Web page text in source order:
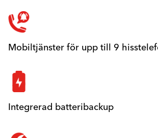
Mobiltjänster för upp till 9
Integrerad batteribackup